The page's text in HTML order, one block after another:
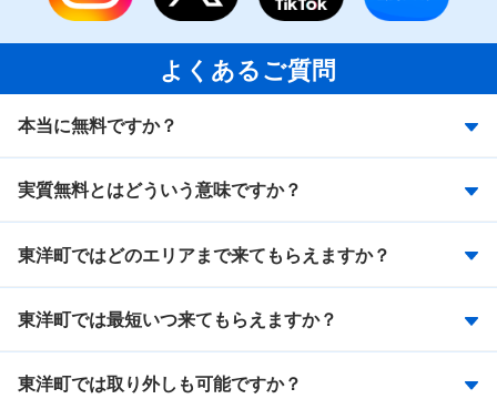
よくあるご質問
本当に無料ですか？
実質無料とはどういう意味ですか？
東洋町ではどのエリアまで来てもらえますか？
東洋町では最短いつ来てもらえますか？
東洋町では取り外しも可能ですか？